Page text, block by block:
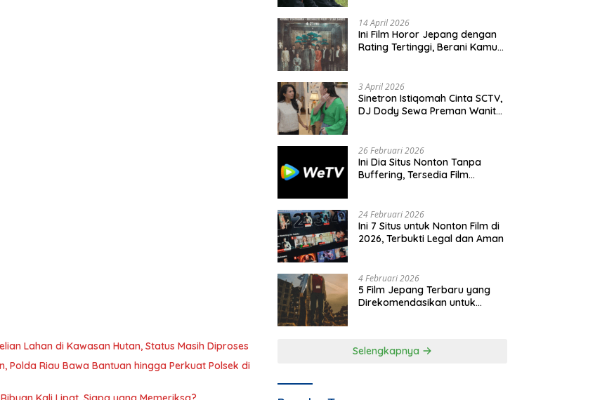
Lahan di Kawasan Hutan, Status Masih Diproses
Polda Riau Bawa Bantuan hingga Perkuat Polsek di
14 April 2026
Ini Film Horor Jepang dengan
Rating Tertinggi, Berani Kamu
3 April 2026
Sinetron Istiqomah Cinta SCTV,
DJ Dody Sewa Preman Wanita,
26 Februari 2026
Ini Dia Situs Nonton Tanpa
Buffering, Tersedia Film
24 Februari 2026
Ini 7 Situs untuk Nonton Film di
2026, Terbukti Legal dan Aman
4 Februari 2026
5 Film Jepang Terbaru yang
Direkomendasikan untuk
Selengkapnya